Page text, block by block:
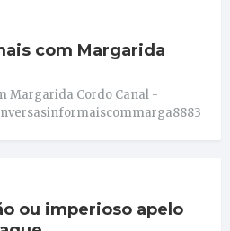
com Margarida
Margarida Cordo Canal -
ou imperioso apelo